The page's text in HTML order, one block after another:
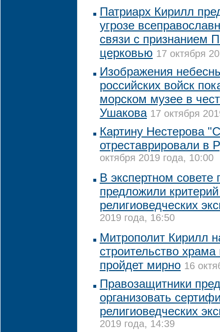
Патриарх Кирилл
угрозе
связи с признанием
церковью 17 октября
Изображения
российских войск
морском музее в
Ушакова 17 октября
Картину Нестерова
отреставрировали в
октября 2019 года, 10:00
В экспертном
предложили
религиоведческих
2019 года, 16:50
Митрополит Кирилл
строительство храма
пройдет мирно 16
Правозащитники
организовать
религиоведческих
2019 года, 14:39